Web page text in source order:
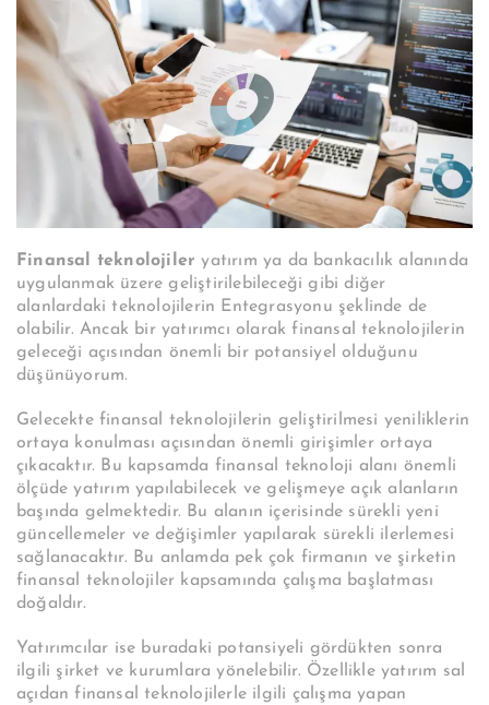
Finansal teknolojiler yatırım ya da bankacılık alanında
uygulanmak üzere geliştirilebileceği gibi diğer
alanlardaki teknolojilerin Entegrasyonu şeklinde de
olabilir. Ancak bir yatırımcı olarak finansal teknolojilerin
geleceği açısından önemli bir potansiyel olduğunu
düşünüyorum.
Gelecekte finansal teknolojilerin geliştirilmesi yeniliklerin
ortaya konulması açısından önemli girişimler ortaya
çıkacaktır. Bu kapsamda finansal teknoloji alanı önemli
ölçüde yatırım yapılabilecek ve gelişmeye açık alanların
başında gelmektedir. Bu alanın içerisinde sürekli yeni
güncellemeler ve değişimler yapılarak sürekli ilerlemesi
sağlanacaktır. Bu anlamda pek çok firmanın ve şirketin
finansal teknolojiler kapsamında çalışma başlatması
doğaldır.
Yatırımcılar ise buradaki potansiyeli gördükten sonra
ilgili şirket ve kurumlara yönelebilir. Özellikle yatırım sal
açıdan finansal teknolojilerle ilgili çalışma yapan